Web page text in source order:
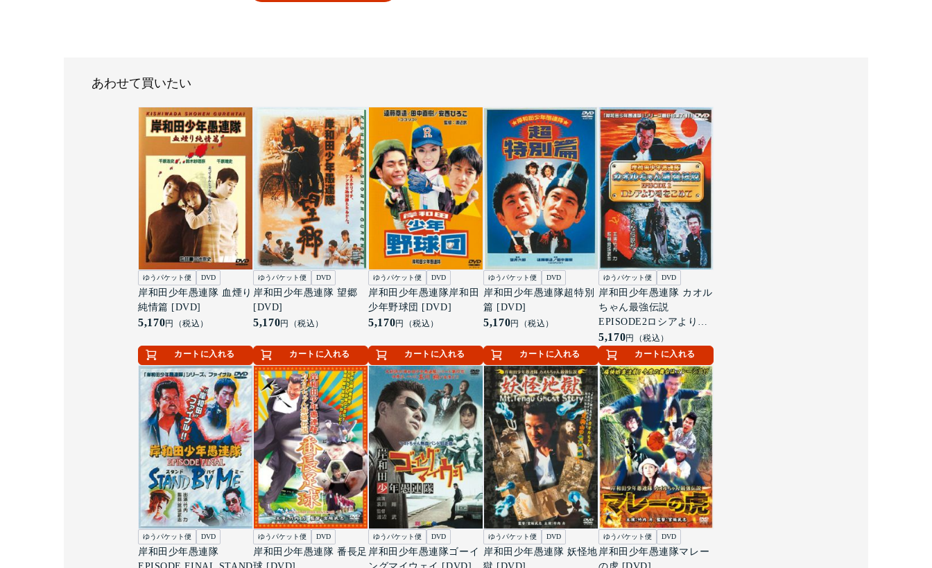
あわせて買いたい
ゆうパケット便 DVD
岸和田少年愚連隊 血煙り
純情篇 [DVD]
5,170円（税込）
カートに入れる
ゆうパケット便 DVD
岸和田少年愚連隊 望郷
[DVD]
5,170円（税込）
カートに入れる
ゆうパケット便 DVD
岸和田少年愚連隊岸和田
少年野球団 [DVD]
5,170円（税込）
カートに入れる
ゆうパケット便 DVD
岸和田少年愚連隊超特別
篇 [DVD]
5,170円（税込）
カートに入れる
ゆうパケット便 DVD
岸和田少年愚連隊 カオル
ちゃん最強伝説
EPISODE2ロシアより愛
をこめて [DVD]
5,170円（税込）
カートに入れる
ゆうパケット便 DVD
岸和田少年愚連隊
ゆうパケット便 DVD
岸和田少年愚連隊 番長足
ゆうパケット便 DVD
岸和田少年愚連隊ゴーイ
ゆうパケット便 DVD
岸和田少年愚連隊 妖怪地
ゆうパケット便 DVD
岸和田少年愚連隊マレー